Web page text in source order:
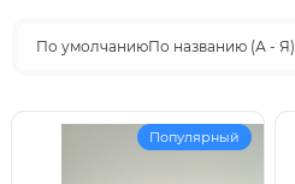
По умолчаниюПо названию (А - Я)
Популярный